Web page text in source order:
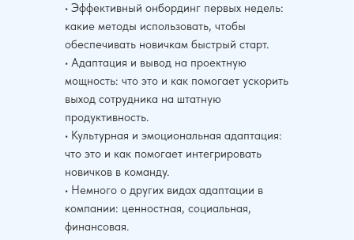
• Эффективный онбординг первых недель:
какие методы использовать, чтобы
обеспечивать новичкам быстрый старт.
• Адаптация и вывод на проектную
мощность: что это и как помогает ускорить
выход сотрудника на штатную
продуктивность.
• Культурная и эмоциональная адаптация:
что это и как помогает интегрировать
новичков в команду.
• Немного о других видах адаптации в
компании: ценностная, социальная,
финансовая.